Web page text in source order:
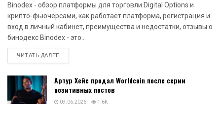
Binodex - обзор платформы для торговли Digital Options и
крипто-фьючерсами, как работает платформа, регистрация и
вход в личный кабинет, преимущества и недостатки, отзывы о
бинодекс Binodex - это...
ЧИТАТЬ ДАЛЕЕDETAILS
Артур Хейс продал Worldcoin после серии
позитивных постов
09.06.2026 1.6K